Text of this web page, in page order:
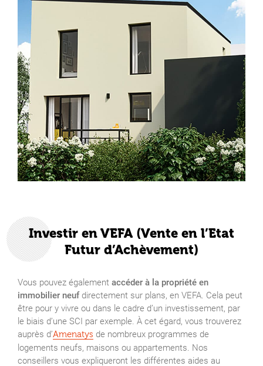
Investir en VEFA (Vente en l’Etat
Futur d’Achèvement)
Vous pouvez également accéder à la propriété en
immobilier neufdirectement sur plans, en VEFA. Cela peut
être pour y vivre ou dans le cadre d’un investissement, par
le biais d’une SCI par exemple. À cet égard, vous trouverez
auprès d’Amenatys de nombreux programmes de
logements neufs, maisons ou appartements. Nos
conseillers vous expliqueront les différentes aides au